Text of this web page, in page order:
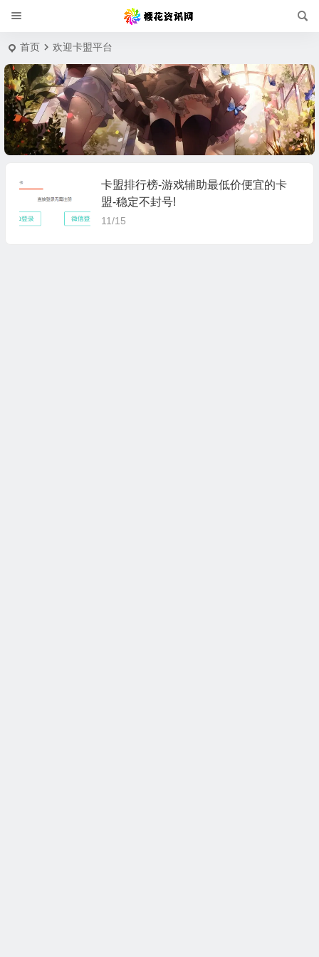
首页 欢迎卡盟平台
卡盟排行榜-游戏辅助最低价便宜的卡
盟-稳定不封号!
11/15